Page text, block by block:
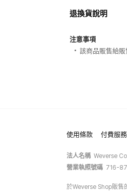
退換貨說明
注意事項
該商品販售給
使用條款 付費服
法人名稱 Weverse
營業執照號碼 716-
於Weverse Shop販售